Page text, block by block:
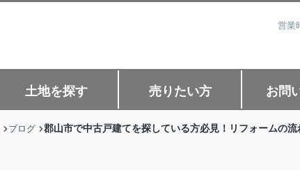
営業
土地を探す 売りたい方 お問
ブログ 郡山市で中古戸建てを探している方必見！リフォームの